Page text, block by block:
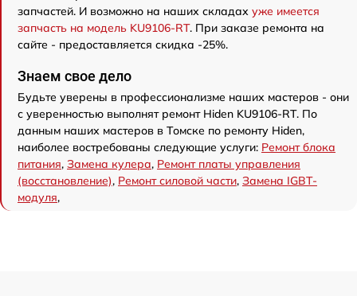
запчастей. И возможно на наших складах уже имеется
запчасть на модель KU9106-RT. При заказе ремонта на
сайте - предоставляется скидка -25%.
Знаем свое дело
Будьте уверены в профессионализме наших мастеров - они
с уверенностью выполнят ремонт Hiden KU9106-RT. По
данным наших мастеров в Томске по ремонту Hiden,
наиболее востребованы следующие услуги: Ремонт блока
питания, Замена кулера, Ремонт платы управления
(восстановление), Ремонт силовой части, Замена IGBT-
модуля,